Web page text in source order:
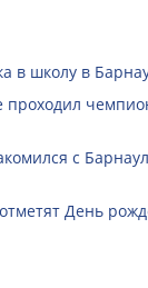
в школу в
проходил
с
День